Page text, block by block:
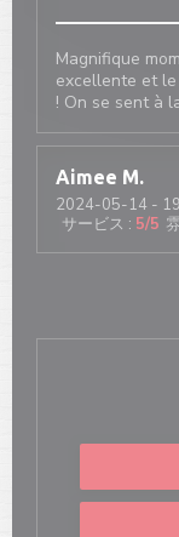
Magnifique
excellente et
! On se sent à
Aimee M
2024-05-14 -
サービス : 5/5